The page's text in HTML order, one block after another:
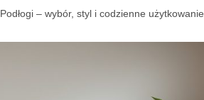
Podłogi – wybór, styl i codzienne użytkowanie